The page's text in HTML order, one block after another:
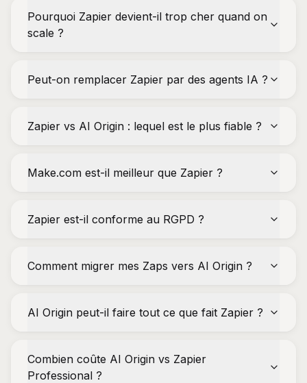
Pourquoi Zapier devient-il trop cher quand on
scale ?
Peut-on remplacer Zapier par des agents IA ?
Zapier vs AI Origin : lequel est le plus fiable ?
Make.com est-il meilleur que Zapier ?
Zapier est-il conforme au RGPD ?
Comment migrer mes Zaps vers AI Origin ?
AI Origin peut-il faire tout ce que fait Zapier ?
Combien coûte AI Origin vs Zapier
Professional ?